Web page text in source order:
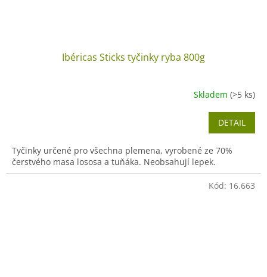
Ibéricas Sticks tyčinky ryba 800g
Skladem (>5 ks)
DETAIL
Tyčinky určené pro všechna plemena, vyrobené ze 70%
čerstvého masa lososa a tuňáka. Neobsahují lepek.
Kód: 16.663